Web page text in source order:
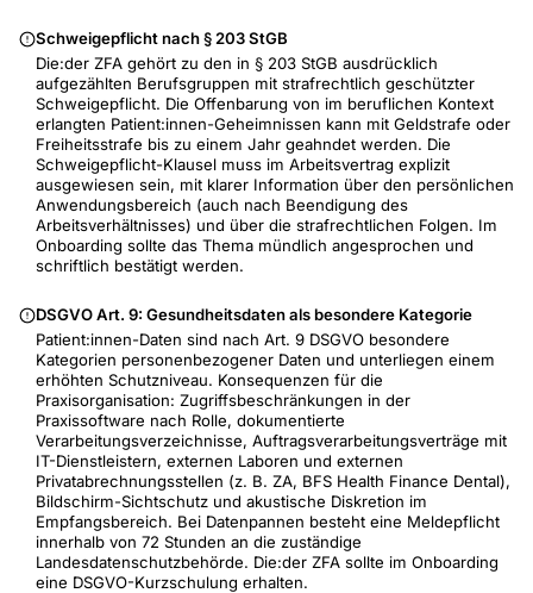
Schweigepflicht nach § 203 StGB
Die:der ZFA gehört zu den in § 203 StGB ausdrücklich
aufgezählten Berufsgruppen mit strafrechtlich geschützter
Schweigepflicht. Die Offenbarung von im beruflichen Kontext
erlangten Patient:innen-Geheimnissen kann mit Geldstrafe oder
Freiheitsstrafe bis zu einem Jahr geahndet werden. Die
Schweigepflicht-Klausel muss im Arbeitsvertrag explizit
ausgewiesen sein, mit klarer Information über den persönlichen
Anwendungsbereich (auch nach Beendigung des
Arbeitsverhältnisses) und über die strafrechtlichen Folgen. Im
Onboarding sollte das Thema mündlich angesprochen und
schriftlich bestätigt werden.
DSGVO Art. 9: Gesundheitsdaten als besondere Kategorie
Patient:innen-Daten sind nach Art. 9 DSGVO besondere
Kategorien personenbezogener Daten und unterliegen einem
erhöhten Schutzniveau. Konsequenzen für die
Praxisorganisation: Zugriffsbeschränkungen in der
Praxissoftware nach Rolle, dokumentierte
Verarbeitungsverzeichnisse, Auftragsverarbeitungsverträge mit
IT-Dienstleistern, externen Laboren und externen
Privatabrechnungsstellen (z. B. ZA, BFS Health Finance Dental),
Bildschirm-Sichtschutz und akustische Diskretion im
Empfangsbereich. Bei Datenpannen besteht eine Meldepflicht
innerhalb von 72 Stunden an die zuständige
Landesdatenschutzbehörde. Die:der ZFA sollte im Onboarding
eine DSGVO-Kurzschulung erhalten.